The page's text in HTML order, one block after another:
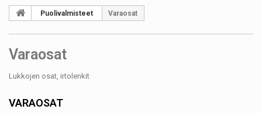
Puolivalmisteet Varaosat
Varaosat
Lukkojen osat, irtolenkit
VARAOSAT